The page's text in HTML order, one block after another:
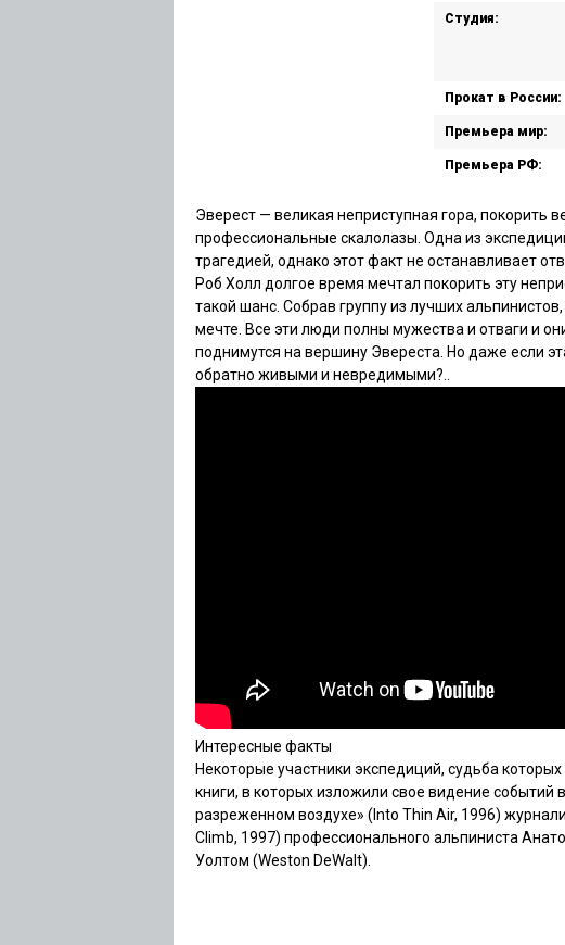
Студия:
Прокат в России:
Премьера мир:
Премьера РФ:
Эверест — великая неприступная гора, покорить
профессиональные скалолазы. Одна из
трагедией, однако этот факт не останавливает
Роб Холл долгое время мечтал покорить эту
такой шанс. Собрав группу из лучших
мечте. Все эти люди полны мужества и отваги и
поднимутся на вершину Эвереста. Но даже если
обратно живыми и невредимыми?..
Интересные факты
Некоторые участники экспедиций, судьба
книги, в которых изложили свое видение событий
разреженном воздухе» (Into Thin Air, 1996)
Climb, 1997) профессионального альпиниста
Уолтом (Weston DeWalt).